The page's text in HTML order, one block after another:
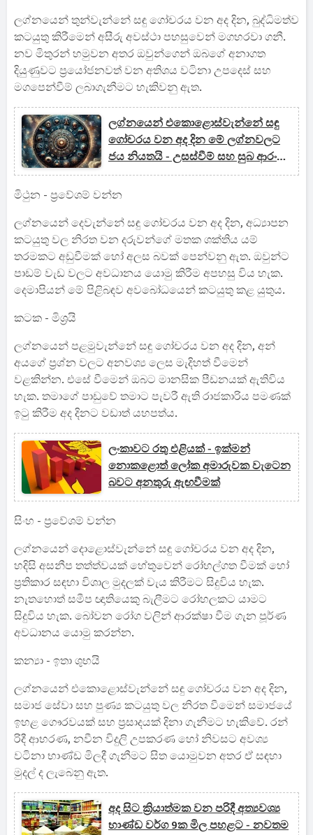
ලග්නයෙන් තුන්වැන්නේ සඳු ගෝචරය වන අද දින, බුද්ධිමත්ව
කටයුතු කිරීමෙන් අසීරු අවස්ථා පහසුවෙන් මගහරවා ගනී.
නව මිතුරන් හමුවන අතර ඔවුන්ගෙන් ඔබගේ අනාගත
දියුණුවට ප්‍රයෝජනවත් වන අතිශය වටිනා උපදෙස් සහ
මගපෙන්වීම් ලබාගැනීමට හැකිවනු ඇත.
ලග්නයෙන් එකොළොස්වැන්නේ සඳු
ගෝචරය වන අද දින මේ ලග්නවලට
ජය නියතයි - උසස්වීම් සහ සුබ ආරංචි
ලැබෙයි
මිථුන - ප්‍රවේශම් වන්න
ලග්නයෙන් දෙවැන්නේ සඳු ගෝචරය වන අද දින, අධ්‍යාපන
කටයුතු වල නිරත වන දරුවන්ගේ මතක ශක්තිය යම්
තරමකට අඩුවීමක් හෝ අලස බවක් පෙන්වනු ඇත. ඔවුන්ට
පාඩම් වැඩ වලට අවධානය යොමු කිරීම අපහසු විය හැක.
දෙමාපියන් මේ පිළිබඳව අවබෝධයෙන් කටයුතු කළ යුතුය.
කටක - මිශ්‍රයි
ලග්නයෙන් පළමුවැන්නේ සඳු ගෝචරය වන අද දින, අන්
අයගේ ප්‍රශ්න වලට අනවශ්‍ය ලෙස මැදිහත් වීමෙන්
වළකින්න. එසේ වීමෙන් ඔබට මානසික පීඩනයක් ඇතිවිය
හැක. තමාගේ පාඩුවේ තමාට පැවරී ඇති රාජකාරිය පමණක්
ඉටු කිරීම අද දිනට වඩාත් යහපත්ය.
ලංකාවට රතු එළියක් - ඉක්මන්
නොකළොත් ලෝක අමාරුවක වැටෙන
බවට අනතුරු ඇඟවීමක්
සිංහ - ප්‍රවේශම් වන්න
ලග්නයෙන් දොළොස්වැන්නේ සඳු ගෝචරය වන අද දින,
හදිසි අසනීප තත්ත්වයක් හේතුවෙන් රෝහල්ගත වීමක් හෝ
ප්‍රතිකාර සඳහා විශාල මුදලක් වැය කිරීමට සිදුවිය හැක.
නැතහොත් සමීප ඥාතියෙකු බැලීමට රෝහලකට යාමට
සිදුවිය හැක. බෝවන රෝග වලින් ආරක්ෂා වීම ගැන පූර්ණ
අවධානය යොමු කරන්න.
කන්‍යා - ඉතා ශුභයි
ලග්නයෙන් එකොළොස්වැන්නේ සඳු ගෝචරය වන අද දින,
සමාජ සේවා සහ පුණ්‍ය කටයුතු වල නිරත වීමෙන් සමාජයේ
ඉහළ ගෞරවයක් සහ ප්‍රසාදයක් දිනා ගැනීමට හැකිවේ. රන්
රිදී ආභරණ, නවීන විදුලි උපකරණ හෝ නිවසට අවශ්‍ය
වටිනා භාණ්ඩ මිලදී ගැනීමට සිත යොමුවන අතර ඒ සඳහා
මුදල් ද ලැබෙනු ඇත.
අද සිට ක්‍රියාත්මක වන පරිදී අත්‍යවශ්‍ය
භාණ්ඩ වර්ග 9ක මිල පහළට - නවතම